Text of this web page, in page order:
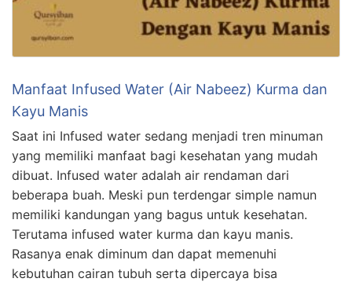
Manfaat Infused Water (Air Nabeez) Kurma dan
Kayu Manis
Saat ini Infused water sedang menjadi tren minuman
yang memiliki manfaat bagi kesehatan yang mudah
dibuat. Infused water adalah air rendaman dari
beberapa buah. Meski pun terdengar simple namun
memiliki kandungan yang bagus untuk kesehatan.
Terutama infused water kurma dan kayu manis.
Rasanya enak diminum dan dapat memenuhi
kebutuhan cairan tubuh serta dipercaya bisa